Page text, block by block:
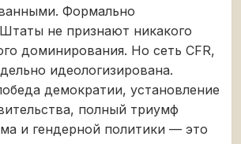
Формально
не признают никакого
доминирования. Но сеть CFR,
идеологизирована.
демократии, установление
полный триумф
и гендерной политики — это